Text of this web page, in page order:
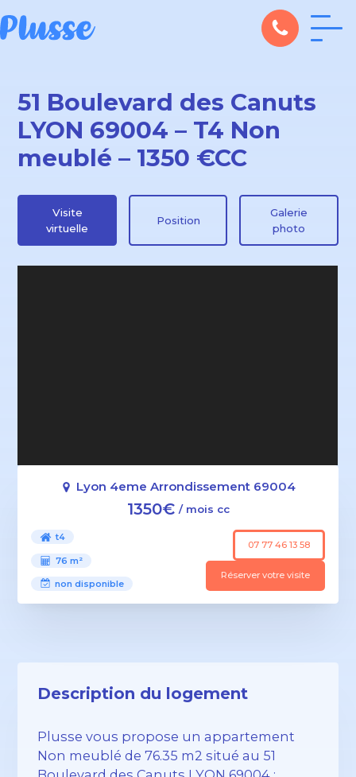
51 Boulevard des Canuts
LYON 69004 – T4 Non
meublé – 1350 €CC
Visite
virtuelle
Position
Galerie
photo
Lyon 4eme Arrondissement 69004
1350€ / mois cc
t4
76 m²
non disponible
07 77 46 13 58
Réserver votre visite
Description du logement
Plusse vous propose un appartement
Non meublé de 76.35 m2 situé au 51